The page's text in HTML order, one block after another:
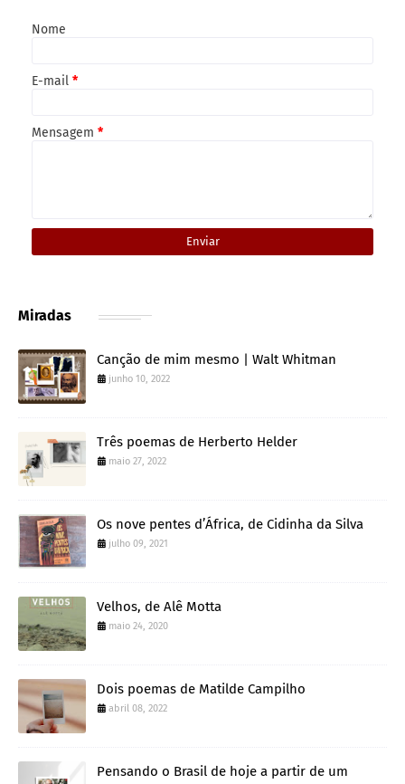
Nome
E-mail *
Mensagem *
Miradas
Canção de mim mesmo | Walt Whitman
junho 10, 2022
Três poemas de Herberto Helder
maio 27, 2022
Os nove pentes d’África, de Cidinha da Silva
julho 09, 2021
Velhos, de Alê Motta
maio 24, 2020
Dois poemas de Matilde Campilho
abril 08, 2022
Pensando o Brasil de hoje a partir de um